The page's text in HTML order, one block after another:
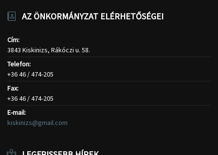
AZ ÖNKORMÁNYZAT ELÉRHETŐSÉGEI
Cím:
3843 Kiskinizs, Rákóczi u. 58.
Telefon:
+36 46 / 474-205
Fax:
+36 46 / 474-205
E-mail:
kiskinizs@gmail.com